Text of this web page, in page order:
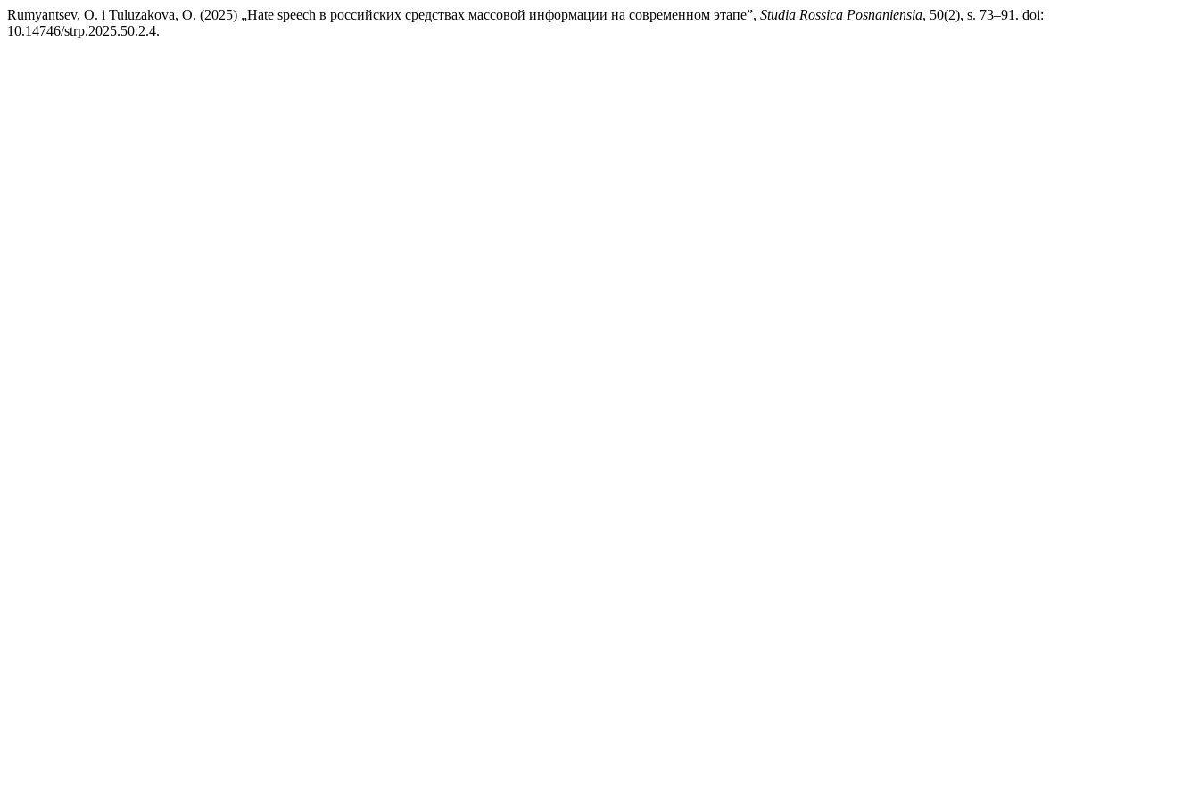
Rumyantsev, O. i Tuluzakova, O. (2025) „Hate speech в российских средствах массовой информации на современном этапе”, Studia Rossica Posnaniensia, 50(2), s. 73–91. doi:
10.14746/strp.2025.50.2.4.